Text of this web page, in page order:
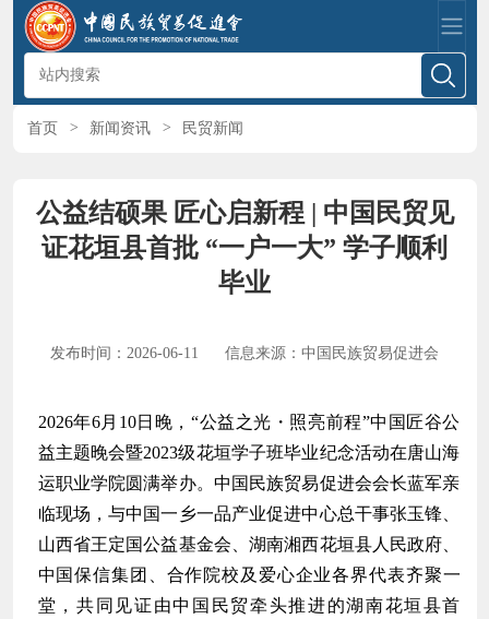
首页 > 新闻资讯 > 民贸新闻
公益结硕果 匠心启新程 | 中国民贸见
证花垣县首批 “一户一大” 学子顺利
毕业
发布时间：2026-06-11 信息来源：中国民族贸易促进会
2026年6月10日晚，“公益之光・照亮前程”中国匠谷公
益主题晚会暨2023级花垣学子班毕业纪念活动在唐山海
运职业学院圆满举办。中国民族贸易促进会会长蓝军亲
临现场，与中国一乡一品产业促进中心总干事张玉锋、
山西省王定国公益基金会、湖南湘西花垣县人民政府、
中国保信集团
、合作院校及爱心企业各界代表齐聚一
堂，共同见证由中国民贸牵头推进的湖南花垣县首